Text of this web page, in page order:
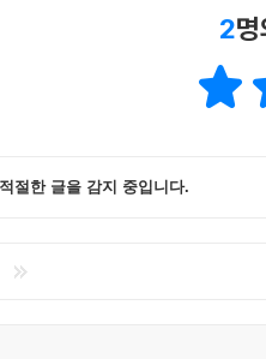
강요하지 않으며, 오히려 그
만, 그 본질적인 가치는 시 자
2
절한 글을 감지 중입니다.